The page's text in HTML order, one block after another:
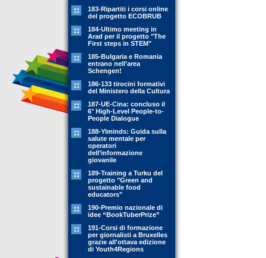
183-Ripartiti i corsi online
del progetto ECOBRUB
184-Ultimo meeting in
Arad per il progetto "The
First steps in STEM"
185-Bulgaria e Romania
entrano nell’area
Schengen!
186-133 tirocini formativi
del Ministero della Cultura
187-UE-Cina: concluso il
6° High-Level People-to-
People Dialogue
188-YIminds: Guida sulla
salute mentale per
operatori
dell’informazione
giovanile
189-Training a Turku del
progetto "Green and
sustainable food
educators"
190-Premio nazionale di
idee “BookTuberPrize”
191-Corsi di formazione
per giornalisti a Bruxelles
grazie all'ottava edizione
di Youth4Regions